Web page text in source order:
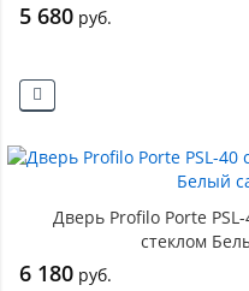
5 680 руб.
Дверь Profilo Porte
стеклом
6 180 руб.